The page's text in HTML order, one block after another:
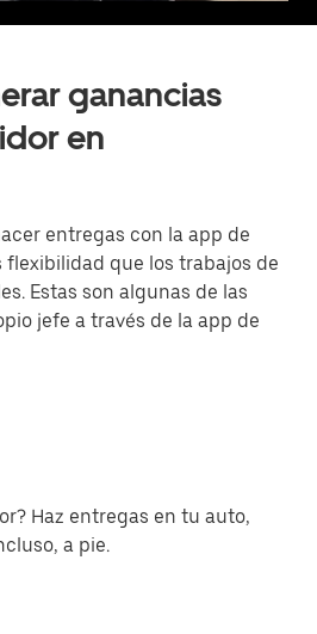
ganancias
en
entregas con la app de
flexibilidad que los trabajos de
Estas son algunas de las
jefe a través de la app de
Haz entregas en tu auto,
a pie.